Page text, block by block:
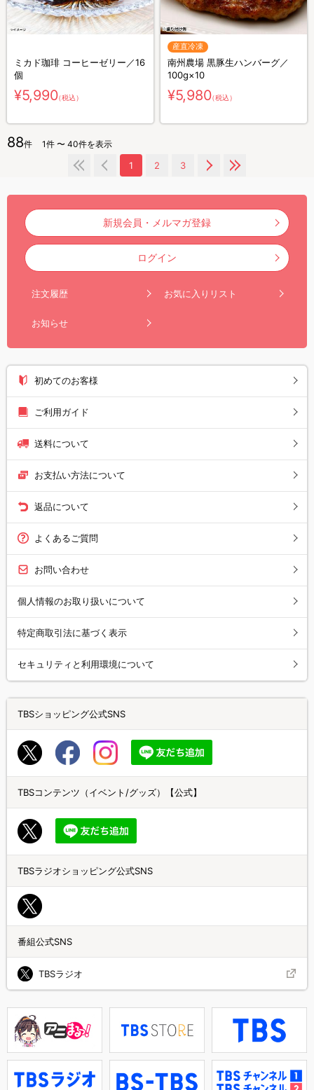
ミカド珈琲 コーヒーゼリー／16
個
¥5,990（税込）
産直冷凍
南州農場 黒豚生ハンバーグ／
100g×10
¥5,980（税込）
88件 1件 〜 40件を表示
1 2 3
新規会員・メルマガ登録
ログイン
注文履歴 お気に入りリスト
お知らせ
初めてのお客様
ご利用ガイド
送料について
お支払い方法について
返品について
よくあるご質問
お問い合わせ
個人情報のお取り扱いについて
特定商取引法に基づく表示
セキュリティと利用環境について
TBSショッピング公式SNS
TBSコンテンツ（イベント/グッズ）【公式】
TBSラジオショッピング公式SNS
番組公式SNS
TBSラジオ